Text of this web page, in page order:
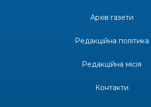
Бахмутські майстри
ваучер: що зміниться з 1 серпня
Архів газети
Редакційна політика
Редакційна місія
Контакти